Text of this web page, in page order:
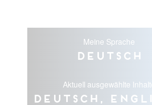
Meine Sprache
Deutsch
Aktuell ausgewählte
Deutsch,